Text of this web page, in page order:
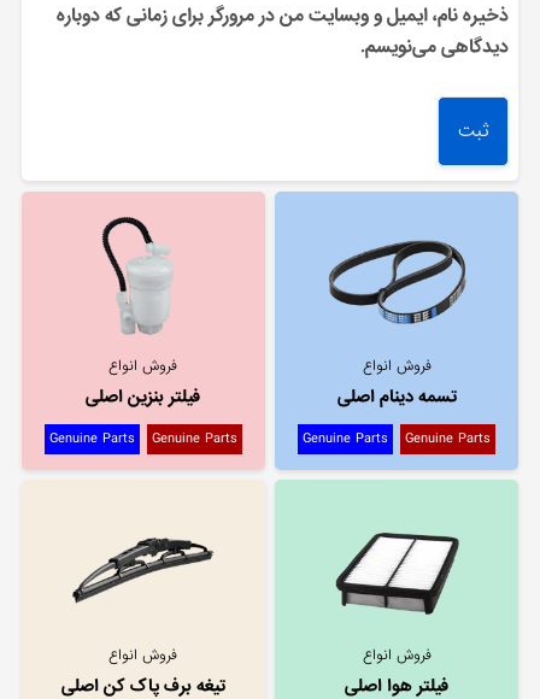
ذخیره نام، ایمیل و وبسایت من در مرورگر برای زمانی که دوباره
دیدگاهی می‌نویسم.
فروش انواع
تسمه دینام اصلی
Genuine Parts
Genuine Parts
فروش انواع
فیلتر بنزین اصلی
Genuine Parts
Genuine Parts
فروش انواع
فیلتر هوا اصلی
فروش انواع
تیغه برف پاک کن اصلی